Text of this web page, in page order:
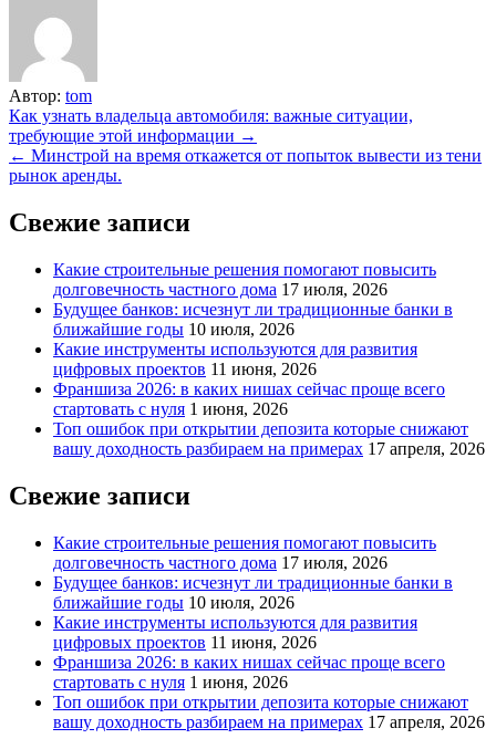
Автор: tom
Навигация
по
записям
Как узнать владельца автомобиля: важные ситуации,
требующие этой информации →
← Минстрой на время откажется от попыток вывести из тени
рынок аренды.
Свежие записи
Какие строительные решения помогают повысить
долговечность частного дома 17 июля, 2026
Будущее банков: исчезнут ли традиционные банки в
ближайшие годы 10 июля, 2026
Какие инструменты используются для развития
цифровых проектов 11 июня, 2026
Франшиза 2026: в каких нишах сейчас проще всего
стартовать с нуля 1 июня, 2026
Топ ошибок при открытии депозита которые снижают
вашу доходность разбираем на примерах 17 апреля, 2026
Свежие записи
Какие строительные решения помогают повысить
долговечность частного дома 17 июля, 2026
Будущее банков: исчезнут ли традиционные банки в
ближайшие годы 10 июля, 2026
Какие инструменты используются для развития
цифровых проектов 11 июня, 2026
Франшиза 2026: в каких нишах сейчас проще всего
стартовать с нуля 1 июня, 2026
Топ ошибок при открытии депозита которые снижают
вашу доходность разбираем на примерах 17 апреля, 2026